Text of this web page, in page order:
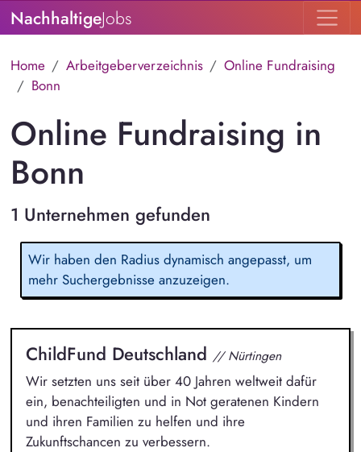
NachhaltigeJobs
Home Arbeitgeberverzeichnis
Online Fundraising
Bonn
Online Fundraising in
Bonn
1 Unternehmen gefunden
Wir haben den Radius dynamisch angepasst, um
mehr Suchergebnisse anzuzeigen.
ChildFund Deutschland // Nürtingen
Wir setzten uns seit über 40 Jahren weltweit dafür
ein, benachteiligten und in Not geratenen Kindern
und ihren Familien zu helfen und ihre
Zukunftschancen zu verbessern.